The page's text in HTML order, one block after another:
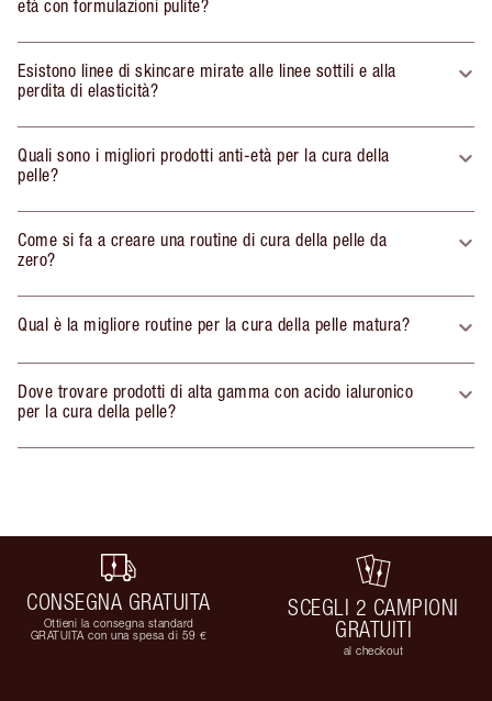
età con formulazioni pulite?
Esistono linee di skincare mirate alle linee sottili e alla
perdita di elasticità?
Quali sono i migliori prodotti anti-età per la cura della
pelle?
Come si fa a creare una routine di cura della pelle da
zero?
Qual è la migliore routine per la cura della pelle matura?
Dove trovare prodotti di alta gamma con acido ialuronico
per la cura della pelle?
CONSEGNA GRATUITA
Ottieni la consegna standard
GRATUITA con una spesa di 59 €
SCEGLI 2 CAMPIONI
GRATUITI
al checkout